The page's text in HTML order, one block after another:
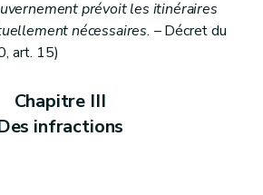
prévoit les itinéraires
nécessaires. – Décret du
art. 15)
Chapitre III
infractions